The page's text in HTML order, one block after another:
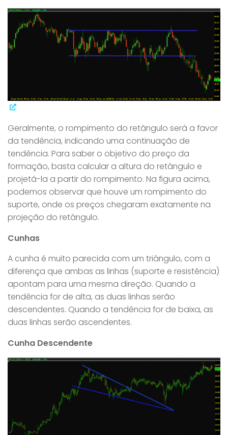
Geralmente, o rompimento do retângulo será a favor
da tendência, indicando uma continuação de
tendência. Para saber o objetivo do preço da
formação, basta calcular a altura do retângulo e
projetá-la a partir do rompimento. Na figura acima,
podemos observar que houve um rompimento do
suporte, onde os preços chegaram exatamente na
projeção do retângulo.
Cunhas
A cunha é muito parecida com um triângulo, com a
diferença que ambas as linhas (suporte e resistência)
apontam para uma mesma direção. Quando a
tendência for de alta, as duas linhas serão
descendentes. Quando a tendência for de baixa, as
duas linhas serão ascendentes.
Cunha Descendente